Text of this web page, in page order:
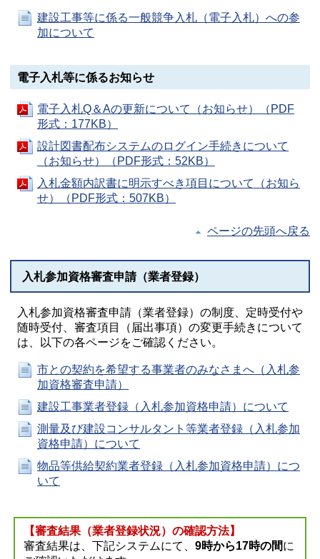
建設工事等に係る一般競争入札（電子入札）への参
加について
電子入札等に係るお知らせ
電子入札Q＆Aの更新について（お知らせ）（PDF
形式：177KB）
設計図書配布システムのログイン手続きについて
（お知らせ）（PDF形式：52KB）
入札金額内訳書に明示すべき項目について（お知ら
せ）（PDF形式：507KB）
ページの先頭へ戻る
入札参加資格審査申請（業者登録）
入札参加資格審査申請（業者登録）の制度、定時受付や
随時受付、審査項目（届出事項）の変更手続きについて
は、以下の各ページをご確認ください。
市との契約を希望する事業者のみなさまへ（入札参
加資格審査申請）
建設工事業者登録（入札参加資格申請）について
測量及び建設コンサルタント等業者登録（入札参加
資格申請）について
物品等供給契約業者登録（入札参加資格申請）につ
いて
【審査結果（業者登録状況）の確認方法】
審査結果は、下記システムにて、 9時から17時の間に